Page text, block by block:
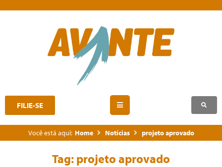
FILIE-SE
Você está aqui: Home Notícias projeto aprovado
Tag: projeto aprovado